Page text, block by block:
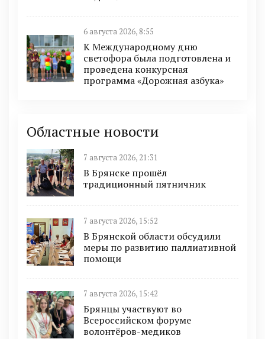
6 августа 2026, 8:55
К Международному дню
светофора была подготовлена и
проведена конкурсная
программа «Дорожная азбука»
Областные новости
7 августа 2026, 21:31
В Брянске прошёл
традиционный пятничник
7 августа 2026, 15:52
В Брянской области обсудили
меры по развитию паллиативной
помощи
7 августа 2026, 15:42
Брянцы участвуют во
Всероссийском форуме
волонтёров-медиков